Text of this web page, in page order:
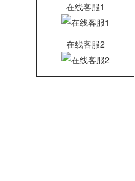
在线客服1
在线客服2